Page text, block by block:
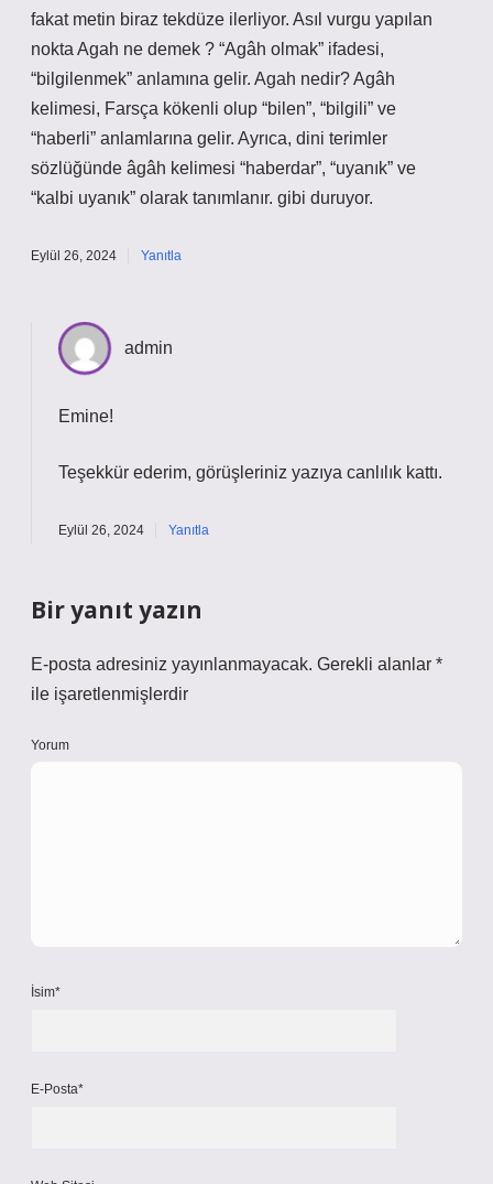
fakat metin biraz tekdüze ilerliyor. Asıl vurgu yapılan
nokta Agah ne demek ? “Agâh olmak” ifadesi,
“bilgilenmek” anlamına gelir. Agah nedir? Agâh
kelimesi, Farsça kökenli olup “bilen”, “bilgili” ve
“haberli” anlamlarına gelir. Ayrıca, dini terimler
sözlüğünde âgâh kelimesi “haberdar”, “uyanık” ve
“kalbi uyanık” olarak tanımlanır. gibi duruyor.
Eylül 26, 2024 Yanıtla
admin
Emine!
Teşekkür ederim, görüşleriniz yazıya canlılık kattı.
Eylül 26, 2024 Yanıtla
Bir yanıt yazın
E-posta adresiniz yayınlanmayacak. Gerekli alanlar *
ile işaretlenmişlerdir
Yorum
İsim*
E-Posta*